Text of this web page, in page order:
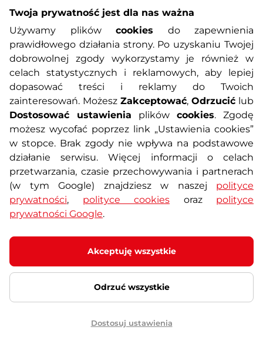
Informacje o zakupach
O nas Regulamin sklepu
Koszty przesyłek
Metody płatności Program lojalnościowy
Usługi dodatkowe Reklamacje i serwis
Formularz kontaktowy Wyposażenie siłowni
Aktualności Blog inSPORTline
Facebook
Twoja prywatność jest dla nas ważna
Używamy plików cookies do zapewnienia
prawidłowego działania strony. Po uzyskaniu Twojej
dobrowolnej zgody wykorzystamy je również w
celach statystycznych i reklamowych, aby lepiej
dopasować treści i reklamy do Twoich
zainteresowań. Możesz Zakceptować, Odrzucić lub
Dostosować ustawienia plików cookies. Zgodę
możesz wycofać poprzez link „Ustawienia cookies”
w stopce. Brak zgody nie wpływa na podstawowe
działanie serwisu. Więcej informacji o celach
przetwarzania, czasie przechowywania i partnerach
(w tym Google) znajdziesz w naszej polityce
prywatności, polityce cookies oraz polityce
prywatności Google.
Akceptuję wszystkie
Odrzuć wszystkie
Dostosuj ustawienia